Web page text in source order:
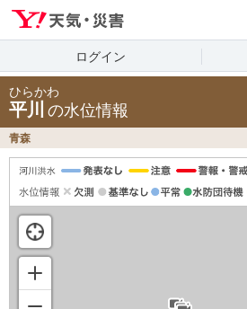
ログイン
ひらかわ
平川 の水位情報
青森